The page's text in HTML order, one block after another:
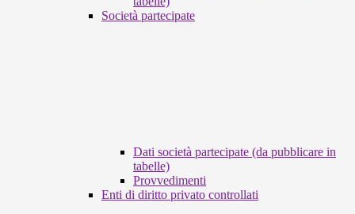
Società partecipate
Dati società partecipate (da pubblicare in
tabelle)
Provvedimenti
Enti di diritto privato controllati